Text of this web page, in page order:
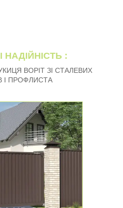
НАДІЙНІСТЬ :
ВОРІТ ЗІ СТАЛЕВИХ
І ПРОФЛИСТА